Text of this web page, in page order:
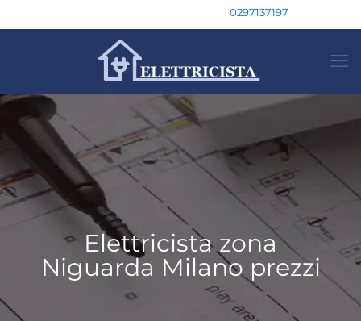
0297137197
Elettricista zona
Niguarda Milano prezzi